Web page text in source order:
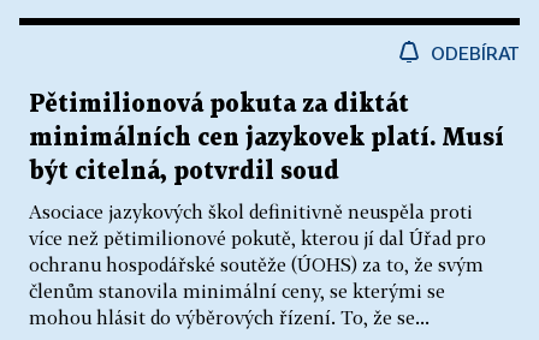
ODEBÍRAT
Pětimilionová pokuta za diktát
minimálních cen jazykovek platí. Musí
být citelná, potvrdil soud
Asociace jazykových škol definitivně neuspěla proti
více než pětimilionové pokutě, kterou jí dal Úřad pro
ochranu hospodářské soutěže (ÚOHS) za to, že svým
členům stanovila minimální ceny, se kterými se
mohou hlásit do výběrových řízení. To, že se...